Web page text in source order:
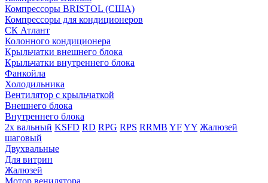
Компрессоры BRISTOL (США)
Компрессоры для кондиционеров
СК Атлант
Колонного кондиционера
Крыльчатки внешнего блока
Крыльчатки внутреннего блока
Фанкойла
Холодильника
Вентилятор с крыльчаткой
Внешнего блока
Внутреннего блока
2х вальный KSFD RD RPG RPS RRMB YFYY Жалюзей
шаговый
Двухвальные
Для витрин
Жалюзей
Мотор венилятора